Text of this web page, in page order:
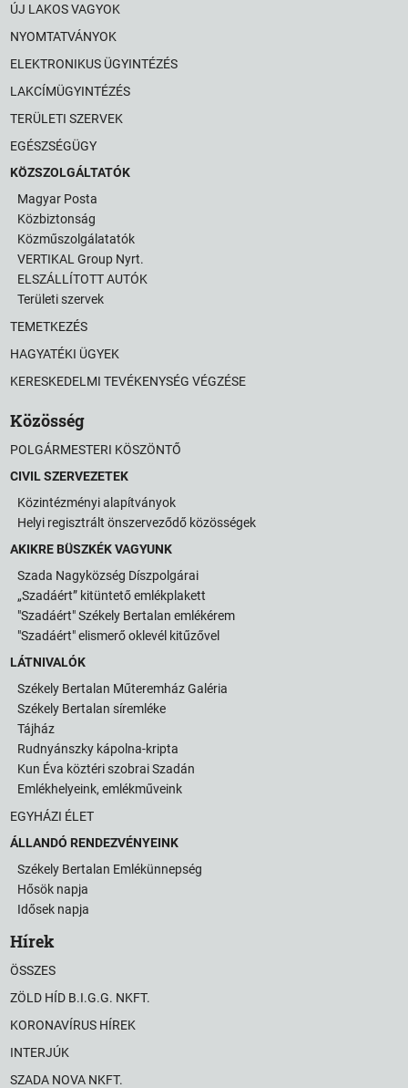
ÚJ LAKOS VAGYOK
NYOMTATVÁNYOK
ELEKTRONIKUS ÜGYINTÉZÉS
LAKCÍMÜGYINTÉZÉS
TERÜLETI SZERVEK
EGÉSZSÉGÜGY
KÖZSZOLGÁLTATÓK
Magyar Posta
Közbiztonság
Közműszolgálatatók
VERTIKAL Group Nyrt.
ELSZÁLLÍTOTT AUTÓK
Területi szervek
TEMETKEZÉS
HAGYATÉKI ÜGYEK
KERESKEDELMI TEVÉKENYSÉG VÉGZÉSE
Közösség
POLGÁRMESTERI KÖSZÖNTŐ
CIVIL SZERVEZETEK
Közintézményi alapítványok
Helyi regisztrált önszerveződő közösségek
AKIKRE BÜSZKÉK VAGYUNK
Szada Nagyközség Díszpolgárai
„Szadáért” kitüntető emlékplakett
"Szadáért" Székely Bertalan emlékérem
"Szadáért" elismerő oklevél kitűzővel
LÁTNIVALÓK
Székely Bertalan Műteremház Galéria
Székely Bertalan síremléke
Tájház
Rudnyánszky kápolna-kripta
Kun Éva köztéri szobrai Szadán
Emlékhelyeink, emlékműveink
EGYHÁZI ÉLET
ÁLLANDÓ RENDEZVÉNYEINK
Székely Bertalan Emlékünnepség
Hősök napja
Idősek napja
Hírek
ÖSSZES
ZÖLD HÍD B.I.G.G. NKFT.
KORONAVÍRUS HÍREK
INTERJÚK
SZADA NOVA NKFT.